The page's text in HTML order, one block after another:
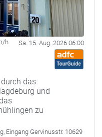
h Sa. 15. Aug. 2026 06:00
das
und
zu
Eingang Gervinusstr. 10629